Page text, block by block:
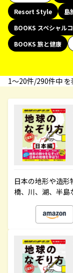
Resort Style
島
BOOKS スペシャル
BOOKS 旅と健康
1〜20件/290件中 を
日本の地形や造
橋、川、湖、半島